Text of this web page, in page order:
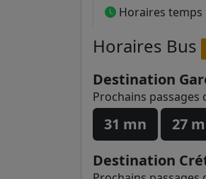
Horaires temps
Horaires Bus
Destination
Prochains passages
31 mn
27
Destination